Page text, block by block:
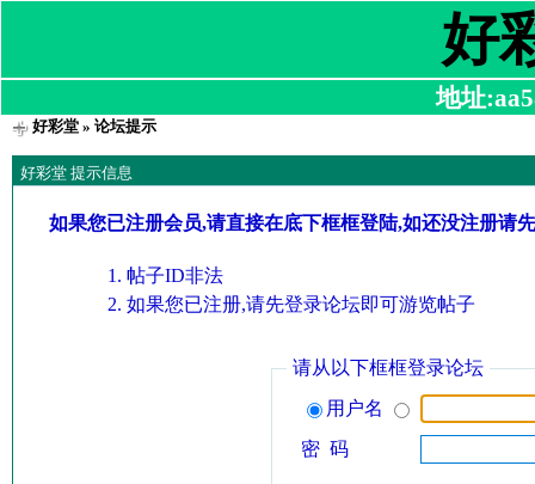
好
地址
好彩堂» 论坛提示
好彩堂 提示信息
如果您已注册会员,请直接在底下框框登陆,如还没注册请
帖子ID非法
如果您已注册,请先登录论坛即可游览帖子
请从以下框框登录论坛
用户名
密 码